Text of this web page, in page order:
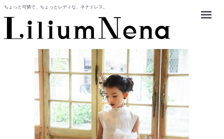
ちょっと可憐で、ちょっとレディな、ネナドレス。